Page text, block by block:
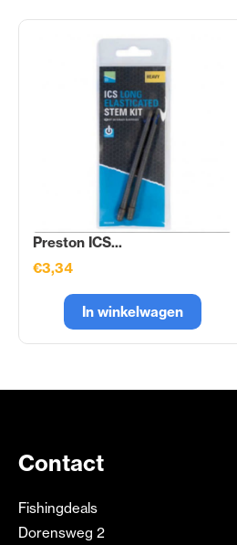
Preston ICS...
€3,34
In winkelwagen
Contact
Fishingdeals
Dorensweg 2